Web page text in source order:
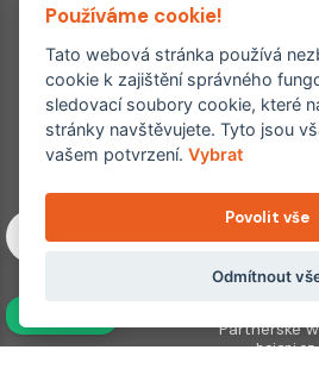
Copyright © 2011–2026
Všechna práva vyhrazena. Jakékoliv
včetně převzetí, šíření či dalšího
fotografií, grafiky a videí veřejnosti je
s.r.o. výslovně zakázáno a
Partnerské
hojeni.cz
Používáme cookie!
Tato webová stránka používá
cookie k zajištění správného
sledovací soubory cookie, které
stránky navštěvujete. Tyto jsou
vašem potvrzení.Vybrat
Povolit vše
Odmítnout